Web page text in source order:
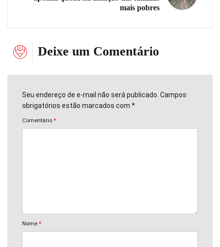
mais pobres
Deixe um Comentário
Seu endereço de e-mail não será publicado. Campos
obrigatórios estão marcados com *
Comentário *
Nome *